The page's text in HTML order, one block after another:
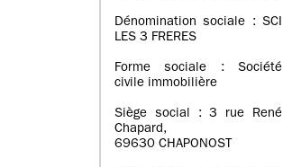
Dénomination sociale : SCI
LES 3 FRERES
Forme sociale : Société
civile immobilière
Siège social : 3 rue René
Chapard,
69630 CHAPONOST